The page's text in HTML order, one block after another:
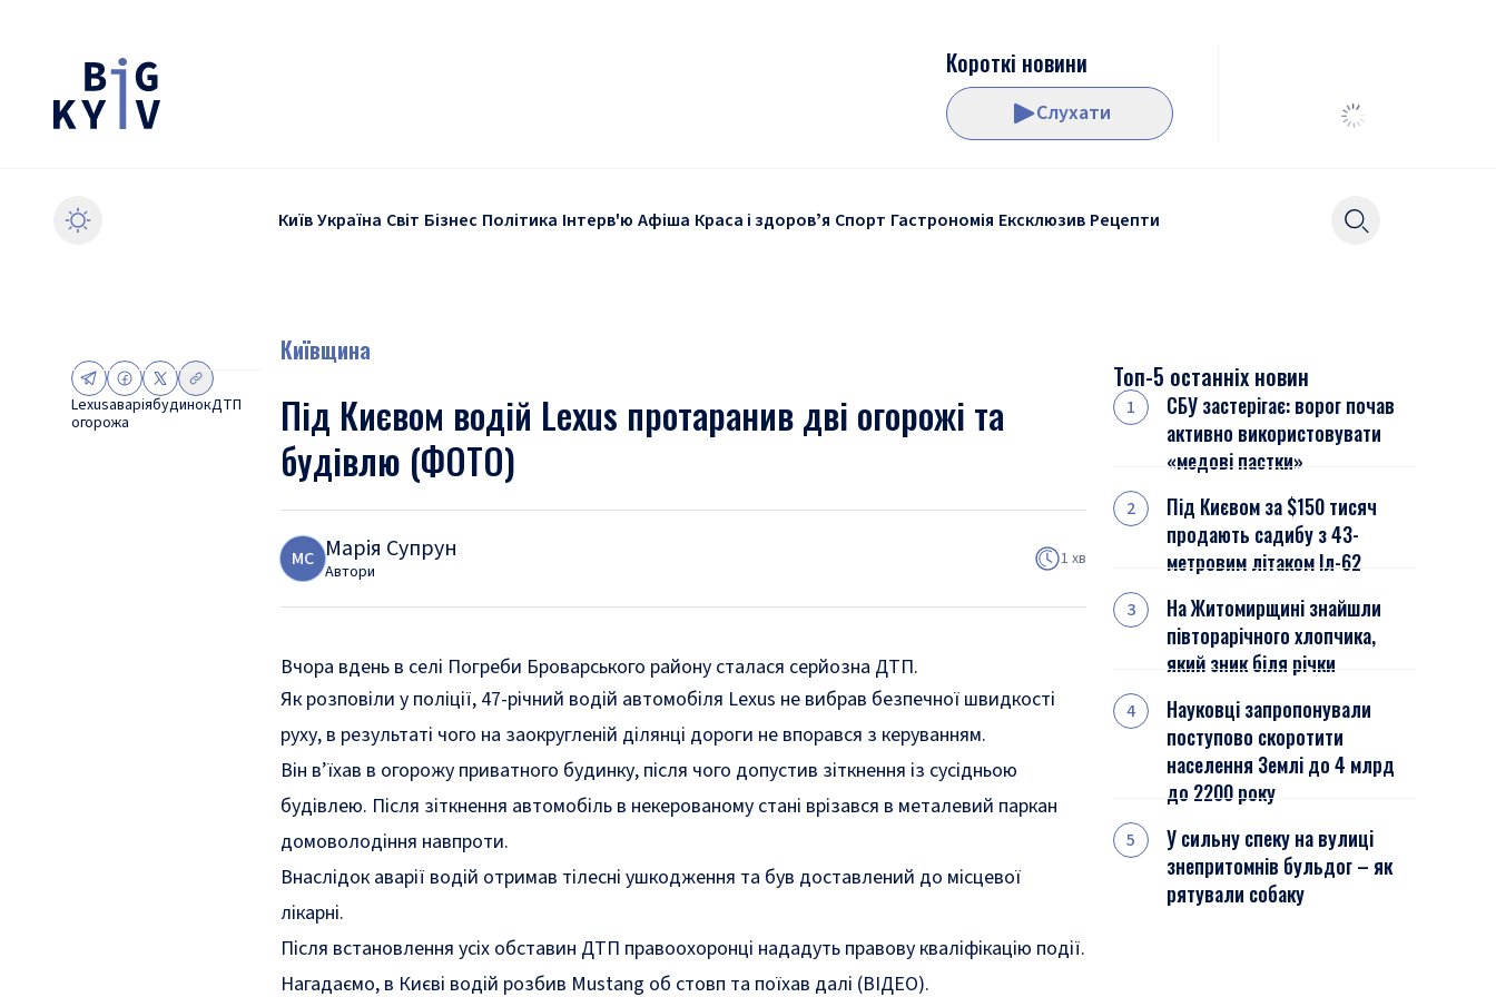
Короткі новини
Слухати
КиївУкраїна Світ Бізнес Політика Інтерв'ю Афіша Краса і здоровʼя Спорт Гастрономія Ексклюзив Рецепти
LexusаваріябудинокДТП
огорожа
Київщина
Під Києвом водій Lexus протаранив дві огорожі та
будівлю (ФОТО)
МС Марія Супрун
Автори
1 хв
Вчора вдень в селі Погреби Броварського району сталася серйозна ДТП.
Як розповіли у поліції, 47-річний водій автомобіля Lexus не вибрав безпечної швидкості
руху, в результаті чого на заокругленій ділянці дороги не впорався з керуванням.
Він в’їхав в огорожу приватного будинку, після чого допустив зіткнення із сусідньою
будівлею. Після зіткнення автомобіль в некерованому стані врізався в металевий паркан
домоволодіння навпроти.
Внаслідок аварії водій отримав тілесні ушкодження та був доставлений до місцевої
лікарні.
Після встановлення усіх обставин ДТП правоохоронці нададуть правову кваліфікацію події.
Нагадаємо, в Києві водій розбив Mustang об стовп та поїхав далі (ВІДЕО).
Топ-5 останніх новин
СБУ застерігає: ворог почав
активно використовувати
«медові пастки»
Під Києвом за $150 тисяч
продають садибу з 43-
метровим літаком Іл-62
На Житомирщині знайшли
півторарічного хлопчика,
який зник біля річки
Науковці запропонували
поступово скоротити
населення Землі до 4 млрд
до 2200 року
У сильну спеку на вулиці
знепритомнів бульдог – як
рятували собаку